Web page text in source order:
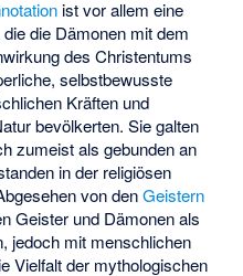
ist vor allem eine
die Dämonen mit dem
des Christentums
selbstbewusste
Kräften und
bevölkerten. Sie galten
zumeist als gebunden an
in der religiösen
von denGeistern
Geister und Dämonen als
jedoch mit menschlichen
Vielfalt der mythologischen